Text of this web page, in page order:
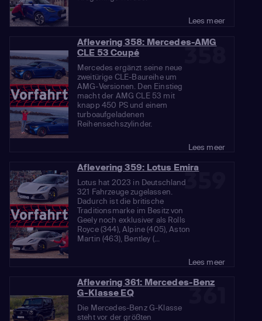
Lees meer
358
Aflevering 358: Mercedes-AMG
CLE 53 Coupé
Mercedes ergänzt seine neue
zweitürige CLE-Baureihe um
AMG-Versionen. Den Einstieg
macht der AMG CLE 53 mit
knapp 450 PS und einem
turboaufgeladenen
Reihensechszylinder.
Lees meer
359
Aflevering 359: Lotus Emira
Lotus hat 2023 in Deutschland
321 Fahrzeuge zugelassen.
Dadurch ist die britische
Traditionsmarke im Besitz von
Geely noch exklusiver als Rolls
Royce (344), Alpine (405), Aston
Martin (463), Bentley (...
Lees meer
361
Aflevering 361: Mercedes-Benz
G-Klasse EQ
Die Mercedes-Benz G-Klasse
steht vor der größten